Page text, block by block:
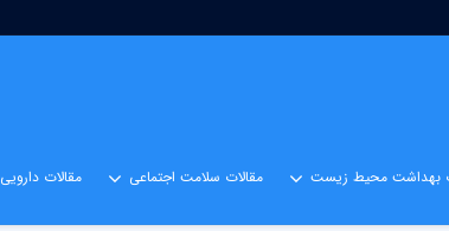
بهداشت محیط زیست مقالات سلامت اجتماعی مقالات دارویی